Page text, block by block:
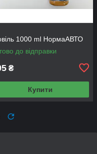
1000 ml НормаАВТО
до відправки
₴
Купити